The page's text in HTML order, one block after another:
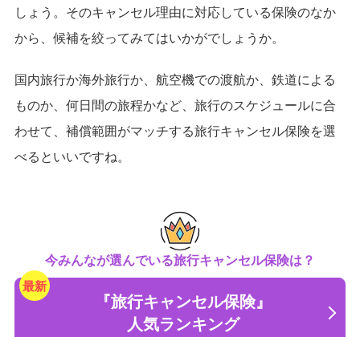
しょう。そのキャンセル理由に対応している保険のなか
から、候補を絞ってみてはいかがでしょうか。
国内旅行か海外旅行か、航空機での渡航か、鉄道による
ものか、何日間の旅程かなど、旅行のスケジュールに合
わせて、補償範囲がマッチする旅行キャンセル保険を選
べるといいですね。
今みんなが選んでいる旅行キャンセル保険は？
『旅行キャンセル保険』
人気ランキング